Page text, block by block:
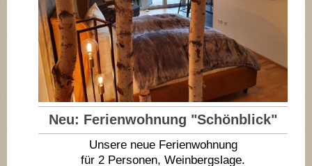
Neu: Ferienwohnung "Schönblick"
Unsere neue Ferienwohnung
für 2 Personen, Weinbergslage.